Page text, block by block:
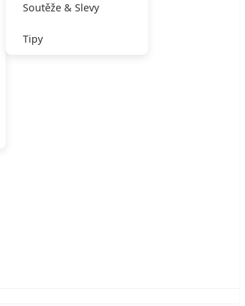
Soutěže & Slevy
Tipy